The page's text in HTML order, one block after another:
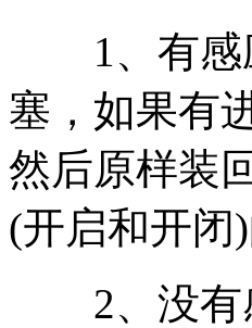
1、有感应
塞，如果有
然后原样装
(开启和开闭
2、没有感